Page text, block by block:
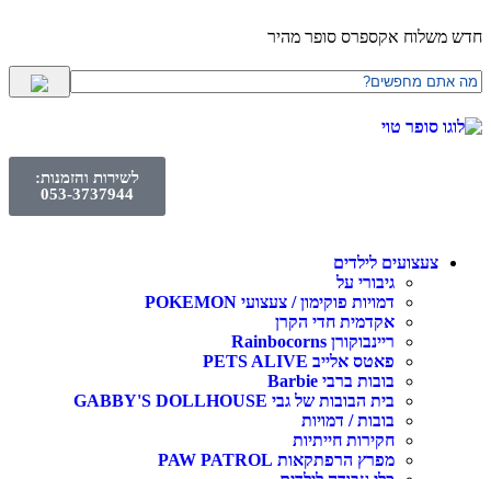
אקספרס סופר מהיר
לשירות והזמנות:
053-3737944
לילדים
גיבורי על
דמויות פוקימון / צעצועי POKEMON
אקדמית חדי הקרן
ריינבוקורן Rainbocorns
פאטס אלייב PETS ALIVE
בובות ברבי Barbie
בית הבובות של גבי GABBY'S DOLLHOUSE
בובות / דמויות
חקירות חייתיות
מפרץ הרפתקאות PAW PATROL